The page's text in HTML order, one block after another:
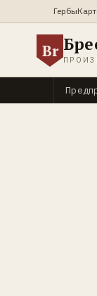
Гербы
Br